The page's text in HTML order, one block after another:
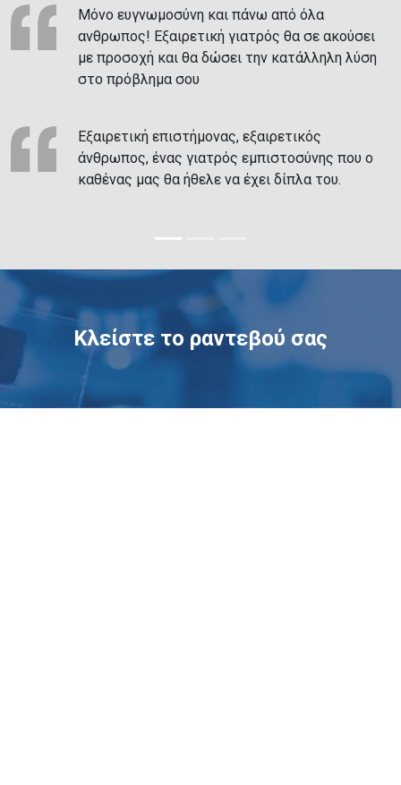
Μόνο ευγνωμοσύνη και πάνω από όλα
ανθρωπος! Εξαιρετική γιατρός θα σε ακούσει
με προσοχή και θα δώσει την κατάλληλη λύση
στο πρόβλημα σου
Εξαιρετική επιστήμονας, εξαιρετικός
άνθρωπος, ένας γιατρός εμπιστοσύνης που ο
καθένας μας θα ήθελε να έχει δίπλα του.
Κλείστε το ραντεβού σας